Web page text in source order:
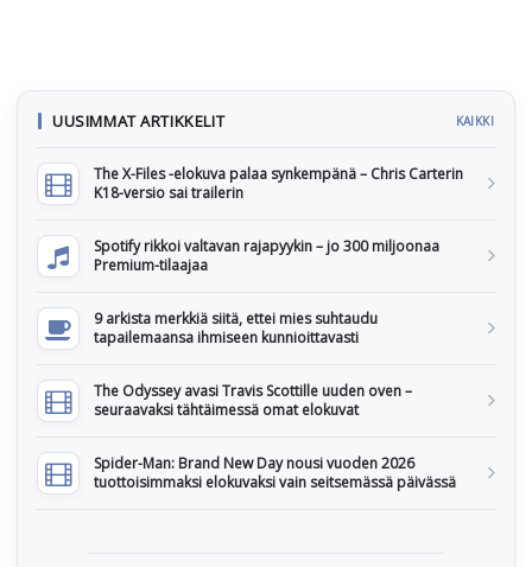
UUSIMMAT ARTIKKELIT KAIKKI
The X-Files -elokuva palaa synkempänä – Chris Carterin
K18-versio sai trailerin
Spotify rikkoi valtavan rajapyykin – jo 300 miljoonaa
Premium-tilaajaa
9 arkista merkkiä siitä, ettei mies suhtaudu
tapailemaansa ihmiseen kunnioittavasti
The Odyssey avasi Travis Scottille uuden oven –
seuraavaksi tähtäimessä omat elokuvat
Spider-Man: Brand New Day nousi vuoden 2026
tuottoisimmaksi elokuvaksi vain seitsemässä päivässä